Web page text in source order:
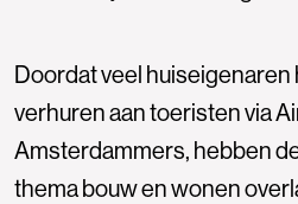
Doordat veel huiseigenaren
verhuren aan toeristen via
Amsterdammers, hebben
thema bouw en wonen